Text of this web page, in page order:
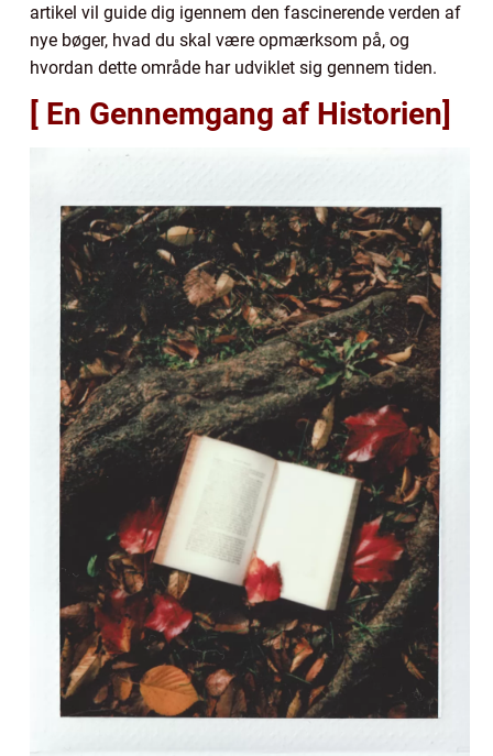
artikel vil guide dig igennem den fascinerende verden af
nye bøger, hvad du skal være opmærksom på, og
hvordan dette område har udviklet sig gennem tiden.
[ En Gennemgang af Historien]